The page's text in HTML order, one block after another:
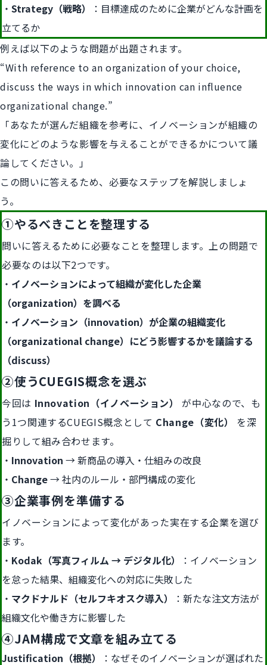
Strategy（戦略）
：目標達成のために企業がどんな計画を
立てるか
例えば以下のような問題が出題されます。
“With reference to an organization of your choice,
discuss the ways in which innovation can influence
organizational change.”
「あなたが選んだ組織を参考に、イノベーションが組織の
変化にどのような影響を与えることができるかについて議
論してください。」
この問いに答えるため、必要なステップを解説しましょ
う。
①やるべきことを整理する
問いに答えるために必要なことを整理します。上の問題で
必要なのは以下2つです。
イノベーションによって組織が変化した企業
（organization）を調べる
イノベーション（innovation）が企業の組織変化
（organizational change）にどう影響するかを議論する
（discuss）
②使うCUEGIS概念を選ぶ
今回は Innovation（イノベーション）
が中心なので、も
う1つ関連するCUEGIS概念として Change（変化）
を深
掘りして組み合わせます。
Innovation → 新商品の導入・仕組みの改良
Change→ 社内のルール・部門構成の変化
③企業事例を準備する
イノベーションによって変化があった実在する企業を選び
ます。
Kodak（写真フィルム → デジタル化）
：イノベーション
を怠った結果、組織変化への対応に失敗した
マクドナルド（セルフキオスク導入）
：新たな注文方法が
組織文化や働き方に影響した
④JAM構成で文章を組み立てる
Justification（根拠）
：なぜそのイノベーションが選ばれた